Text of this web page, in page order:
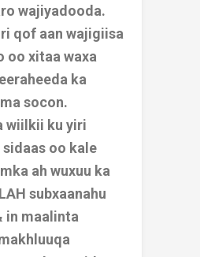
wajiyadooda.
qof aan wajigiisa
oo xitaa waxa
ka
socon.
wiilkii ku yiri
sidaas oo kale
ah wuxuu ka
subxaanahu
in maalinta